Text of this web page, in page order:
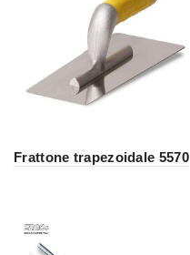
Frattone trapezoidale 5570